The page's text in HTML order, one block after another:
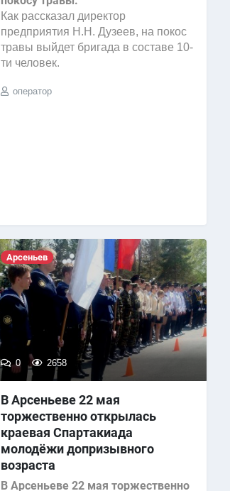
Как рассказал директор
предприятия Н.Н. Дузеев, на покос
травы выйдет бригада в составе 10-
ти человек.
оператор
Арсеньев
0 2658
В Арсеньеве 22 мая
торжественно открылась
краевая Спартакиада
молодёжи допризывного
возраста
В Арсеньеве 22 мая торжественно